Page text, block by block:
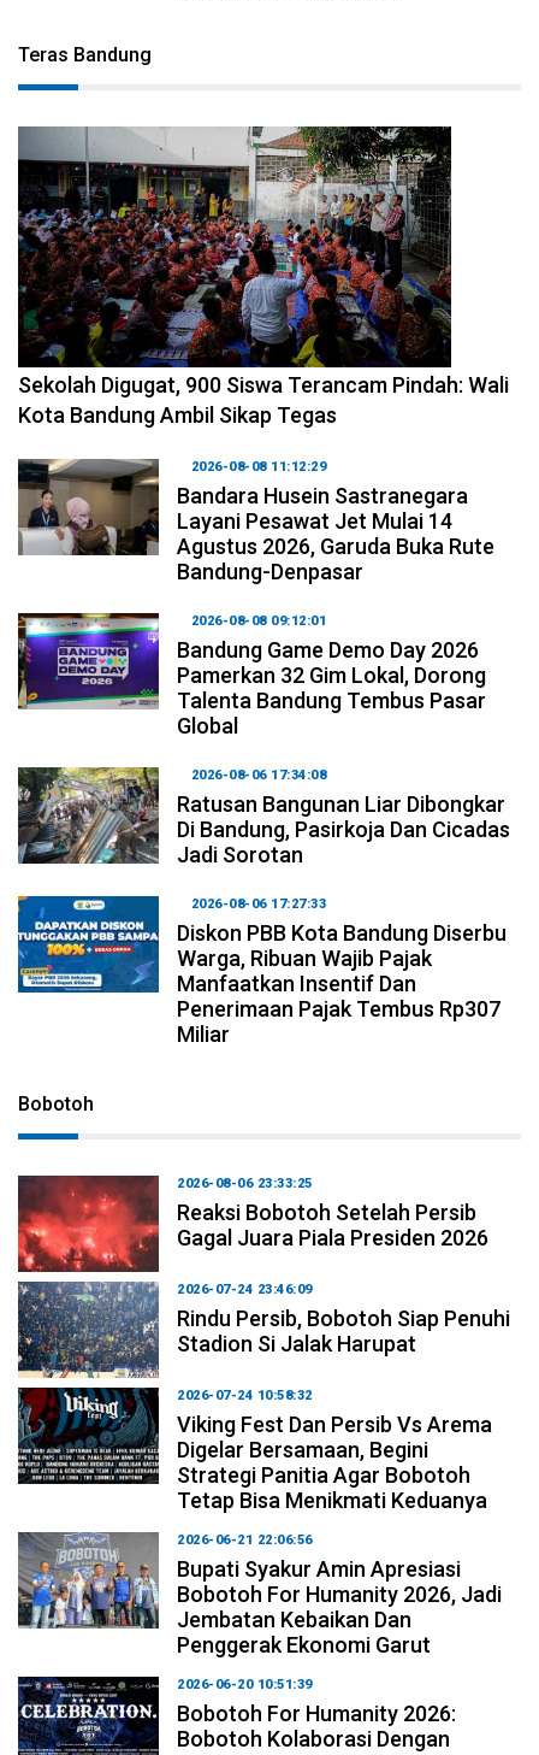
Teras Bandung
2026-08-08 14:10:48
Sekolah Digugat, 900 Siswa Terancam Pindah: Wali
Kota Bandung Ambil Sikap Tegas
2026-08-08 11:12:29
Bandara Husein Sastranegara
Layani Pesawat Jet Mulai 14
Agustus 2026, Garuda Buka Rute
Bandung-Denpasar
2026-08-08 09:12:01
Bandung Game Demo Day 2026
Pamerkan 32 Gim Lokal, Dorong
Talenta Bandung Tembus Pasar
Global
2026-08-06 17:34:08
Ratusan Bangunan Liar Dibongkar
Di Bandung, Pasirkoja Dan Cicadas
Jadi Sorotan
2026-08-06 17:27:33
Diskon PBB Kota Bandung Diserbu
Warga, Ribuan Wajib Pajak
Manfaatkan Insentif Dan
Penerimaan Pajak Tembus Rp307
Miliar
Bobotoh
2026-08-06 23:33:25
Reaksi Bobotoh Setelah Persib
Gagal Juara Piala Presiden 2026
2026-07-24 23:46:09
Rindu Persib, Bobotoh Siap Penuhi
Stadion Si Jalak Harupat
2026-07-24 10:58:32
Viking Fest Dan Persib Vs Arema
Digelar Bersamaan, Begini
Strategi Panitia Agar Bobotoh
Tetap Bisa Menikmati Keduanya
2026-06-21 22:06:56
Bupati Syakur Amin Apresiasi
Bobotoh For Humanity 2026, Jadi
Jembatan Kebaikan Dan
Penggerak Ekonomi Garut
2026-06-20 10:51:39
Bobotoh For Humanity 2026:
Bobotoh Kolaborasi Dengan